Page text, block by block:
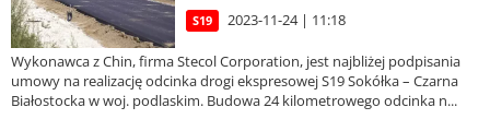
S19 2023-11-24 | 11:18
Wykonawca z Chin, firma Stecol Corporation, jest najbliżej podpisania
umowy na realizację odcinka drogi ekspresowej S19 Sokółka – Czarna
Białostocka w woj. podlaskim. Budowa 24 kilometrowego odcinka n...